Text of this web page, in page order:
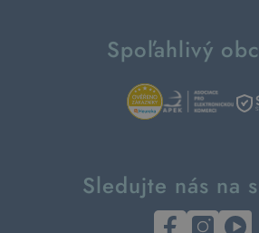
Spoľahlivý
Sledujte nás na